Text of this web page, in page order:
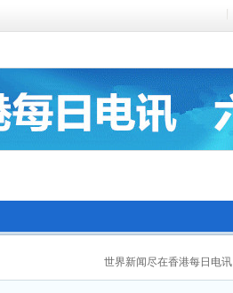
世界新闻尽在香港每日电讯